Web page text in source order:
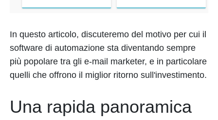
In questo articolo, discuteremo del motivo per cui il
software di automazione sta diventando sempre
più popolare tra gli e-mail marketer, e in particolare
quelli che offrono il miglior ritorno sull'investimento.
Una rapida panoramica